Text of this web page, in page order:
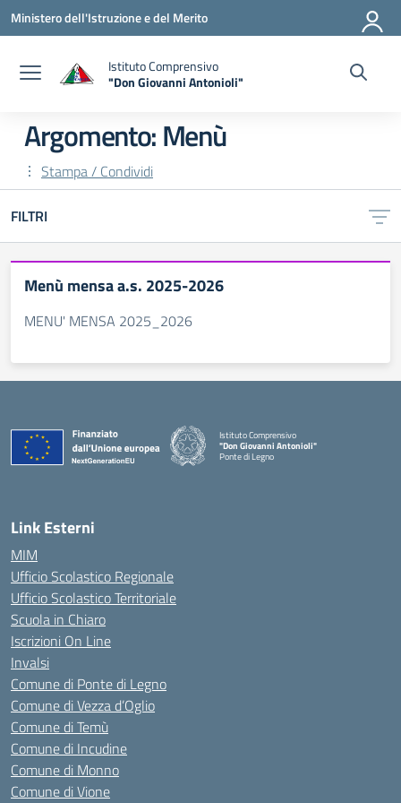
Vai ai contenuti
Vai al menu di navigazione
Vai al footer
Ministero dell'Istruzione e del Merito
Istituto Comprensivo
"Don Giovanni Antonioli"
Argomento: Menù
Stampa / Condividi
FILTRI
Menù mensa a.s. 2025-2026
MENU' MENSA 2025_2026
Istituto Comprensivo
"Don Giovanni Antonioli"
Ponte di Legno
— Visita la pagina iniziale della scuola
Link Esterni
MIM
Ufficio Scolastico Regionale
Ufficio Scolastico Territoriale
Scuola in Chiaro
Iscrizioni On Line
Invalsi
Comune di Ponte di Legno
Comune di Vezza d’Oglio
Comune di Temù
Comune di Incudine
Comune di Monno
Comune di Vione